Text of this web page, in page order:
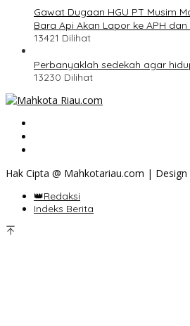
Gawat Dugaan HGU PT Musim
Bara Api Akan Lapor ke APH dan
13421 Dilihat
Perbanyaklah sedekah agar
13230 Dilihat
Hak Cipta @ Mahkotariau.com |
👑Redaksi
Indeks Berita